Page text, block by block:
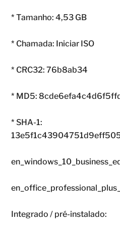
* Tamanho: 4,53 GB
* Chamada: Iniciar ISO
* CRC32: 76b8ab34
* MD5:
* SHA-1:
Integrado / pré-instalado: